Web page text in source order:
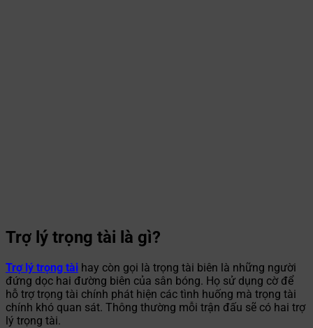
Trợ lý trọng tài là gì?
Trợ lý trọng tài hay còn gọi là trọng tài biên là những người
đứng dọc hai đường biên của sân bóng. Họ sử dụng cờ để
hỗ trợ trọng tài chính phát hiện các tình huống mà trọng tài
chính khó quan sát. Thông thường mỗi trận đấu sẽ có hai trợ
lý trọng tài.